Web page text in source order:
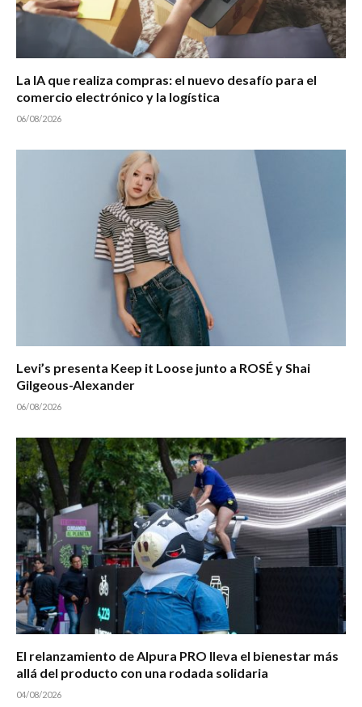
La IA que realiza compras: el nuevo desafío para el
comercio electrónico y la logística
06/08/2026
Levi’s presenta Keep it Loose junto a ROSÉ y Shai
Gilgeous-Alexander
06/08/2026
El relanzamiento de Alpura PRO lleva el bienestar más
allá del producto con una rodada solidaria
04/08/2026